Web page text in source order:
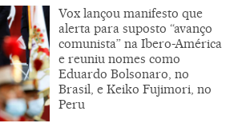
Vox lançou manifesto que
alerta para suposto “avanço
comunista” na Ibero-América
e reuniu nomes como
Eduardo Bolsonaro, no
Brasil, e Keiko Fujimori, no
Peru